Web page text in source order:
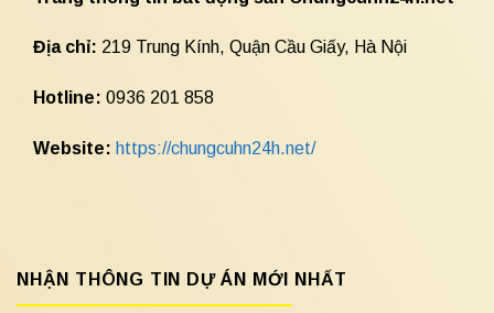
Địa chỉ: 219 Trung Kính, Quận Cầu Giấy, Hà Nội
Hotline: 0936 201 858
Website: https://chungcuhn24h.net/
NHẬN THÔNG TIN DỰ ÁN MỚI NHẤT